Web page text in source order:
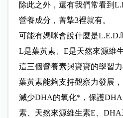
除此之外，還有我們常看到
營養成分，菁摯3裡就有。
可能有媽咪會說什麼是L.E.D.
L是葉黃素、E是天然來源維
這三個營養素與寶寶的學習力
葉黃素能夠支持觀察力發展
減少DHA的氧化*，保護
素、天然來源維生素E、